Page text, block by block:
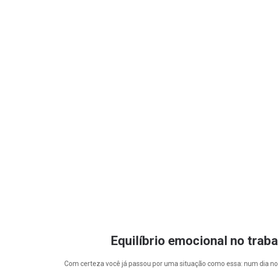
Equilíbrio emocional no
Com certeza você já passou por uma situação como essa: num dia